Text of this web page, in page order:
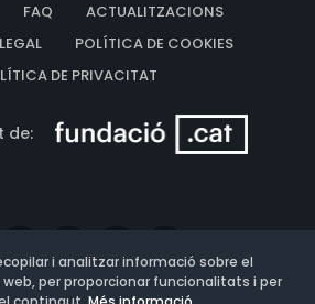
FAQ
ACTUALITZACIONS
POLÍTICA DE COOKIES
DE PRIVACITAT
de:
i analitzar informació sobre el
web, per proporcionar funcionalitats i per